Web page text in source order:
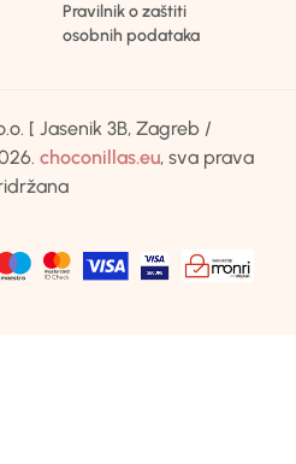
Pravilnik o zaštiti
osobnih podataka
[ Jasenik 3B, Zagreb /
choconillas.eu, sva prava